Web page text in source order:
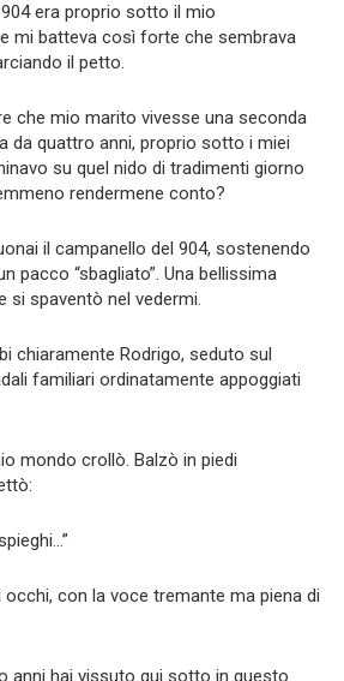
era proprio sotto il mio
mi batteva così forte che sembrava
il petto.
che mio marito vivesse una seconda
da quattro anni, proprio sotto i miei
su quel nido di tradimenti giorno
rendermene conto?
il campanello del 904, sostenendo
pacco “sbagliato”. Una bellissima
si spaventò nel vedermi.
chiaramente Rodrigo, seduto sul
familiari ordinatamente appoggiati
mondo crollò. Balzò in piedi
occhi, con la voce tremante ma piena di
anni hai vissuto qui sotto in questo